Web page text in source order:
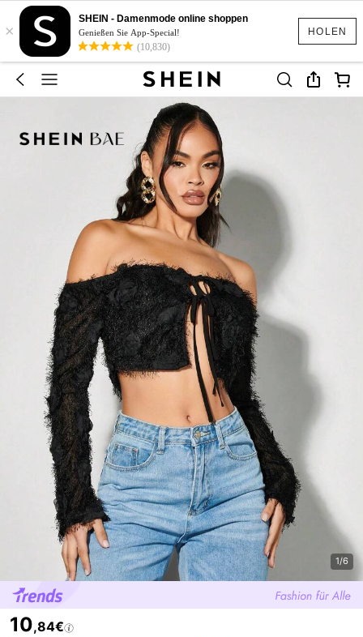
HOLEN
×
SHEIN - Damenmode online shoppen
Genießen Sie App-Special!
(10,830)
1/6
10,84€